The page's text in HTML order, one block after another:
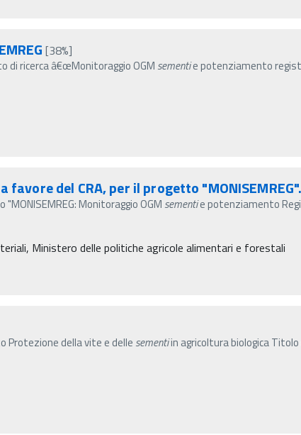
[38%]
di ricerca â€œMonitoraggio OGM sementie potenziamento
del CRA, per il progetto "MONISEMREG".
Monitoraggio OGM sementie potenziamento
Ministero delle politiche agricole alimentari e forestali
della vite e delle sementiin agricoltura biologica